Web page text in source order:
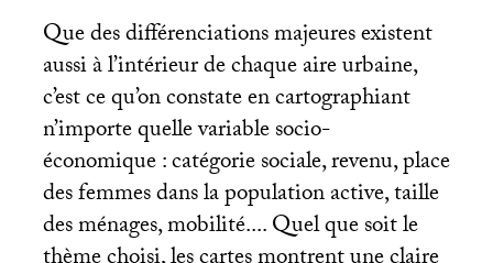
Que des différenciations majeures existent
aussi à l’intérieur de chaque aire urbaine,
c’est ce qu’on constate en cartographiant
n’importe quelle variable socio-
économique : catégorie sociale, revenu, place
des femmes dans la population active, taille
des ménages, mobilité.... Quel que soit le